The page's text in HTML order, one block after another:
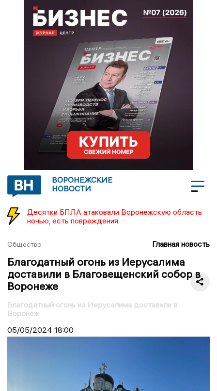
ВОРОНЕЖСКИЕ
НОВОСТИ
Десятки БПЛА атаковали Воронежскую область
ночью, есть повреждения
Общество Главная новость
Благодатный огонь из Иерусалима
доставили в Благовещенский собор в
Воронеже
Благодатный огонь из Иерусалима доставили в
Воронеж
05/05/2024 18:00